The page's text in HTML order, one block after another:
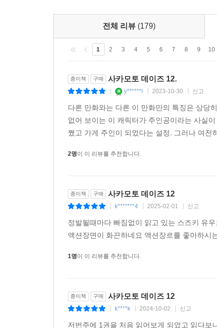
전체 리뷰(179)
종이책 구매 사카모토 데이즈 12.
y******l | 2023-10-30 | 신고
다른 만화와는 다른 이 만화만의 특징은 상당
없어 보이는 이 캐릭터가 주인공이라는 사실
종이책 구매 사카모토 데이즈 12
| k*******4 2025-02-01 | 신고
정발될때마다 빠짐없이 읽고 있는 스즈키 유
종이책 구매 사카모토 데이즈 12
k****k 2024-10-02 | 신고